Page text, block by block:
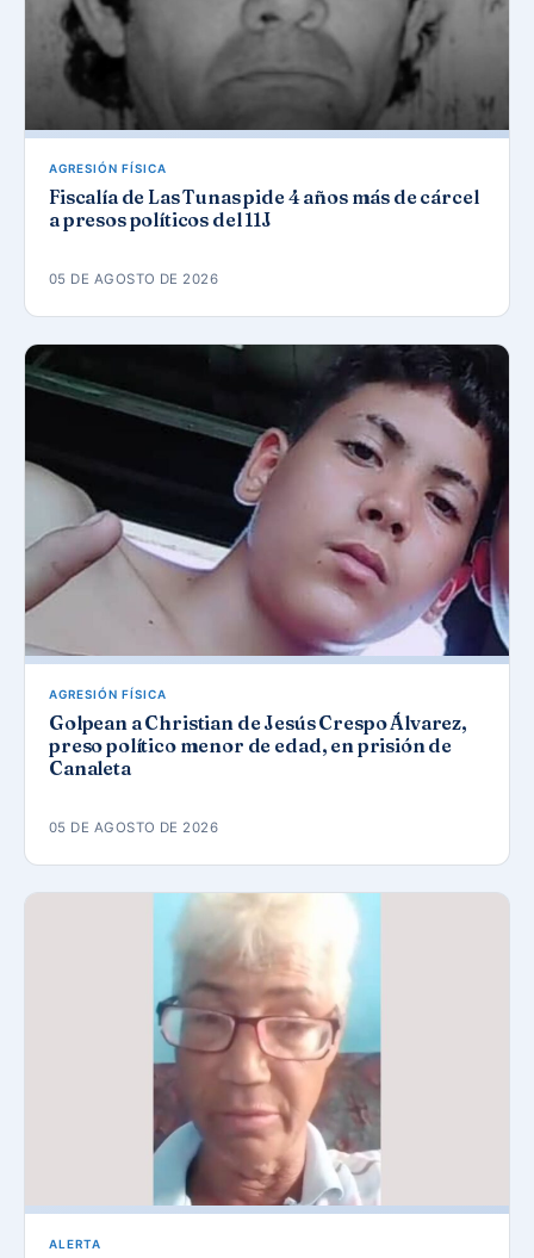
AGRESIÓN FÍSICA
Fiscalía de Las Tunas pide 4 años más de cárcel
a presos políticos del 11J
05 DE AGOSTO DE 2026
AGRESIÓN FÍSICA
Golpean a Christian de Jesús Crespo Álvarez,
preso político menor de edad, en prisión de
Canaleta
05 DE AGOSTO DE 2026
ALERTA